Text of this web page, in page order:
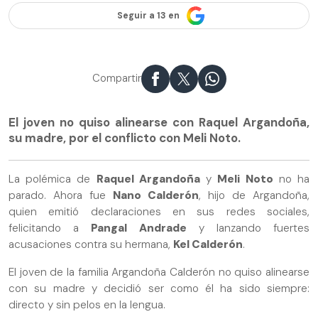
Seguir a 13 en
Compartir
El joven no quiso alinearse con Raquel Argandoña,
su madre, por el conflicto con Meli Noto.
La polémica de Raquel Argandoñay Meli Noto no ha
parado. Ahora fue Nano Calderón, hijo de Argandoña,
quien emitió declaraciones en sus redes sociales,
felicitando a Pangal Andrade y lanzando fuertes
acusaciones contra su hermana, Kel Calderón.
El joven de la familia Argandoña Calderón no quiso alinearse
con su madre y decidió ser como él ha sido siempre:
directo y sin pelos en la lengua.